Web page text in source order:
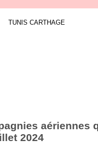
TUNIS CARTHAGE
aériennes
2024